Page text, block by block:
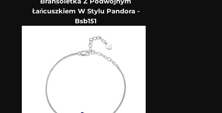
Łańcuszkiem W Stylu Pandora -
Bsb151